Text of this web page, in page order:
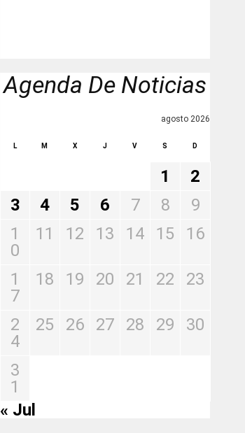
Agenda De Noticias
agosto 2026
L M X J V S D
1
2
3
4 5 6 7 8
9
1
0
11 12 13 14 15 16
1
7
18 19 20 21 22 23
2
4
25 26 27 28 29 30
3
1
« Jul